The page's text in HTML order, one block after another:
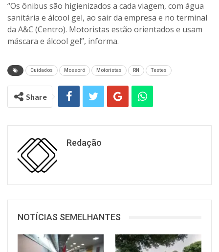
“Os ônibus são higienizados a cada viagem, com água
sanitária e álcool gel, ao sair da empresa e no terminal
da A&C (Centro). Motoristas estão orientados e usam
máscara e álcool gel”, informa.
Cuidados Mossoró Motoristas RN Testes
Share
Redação
NOTÍCIAS SEMELHANTES